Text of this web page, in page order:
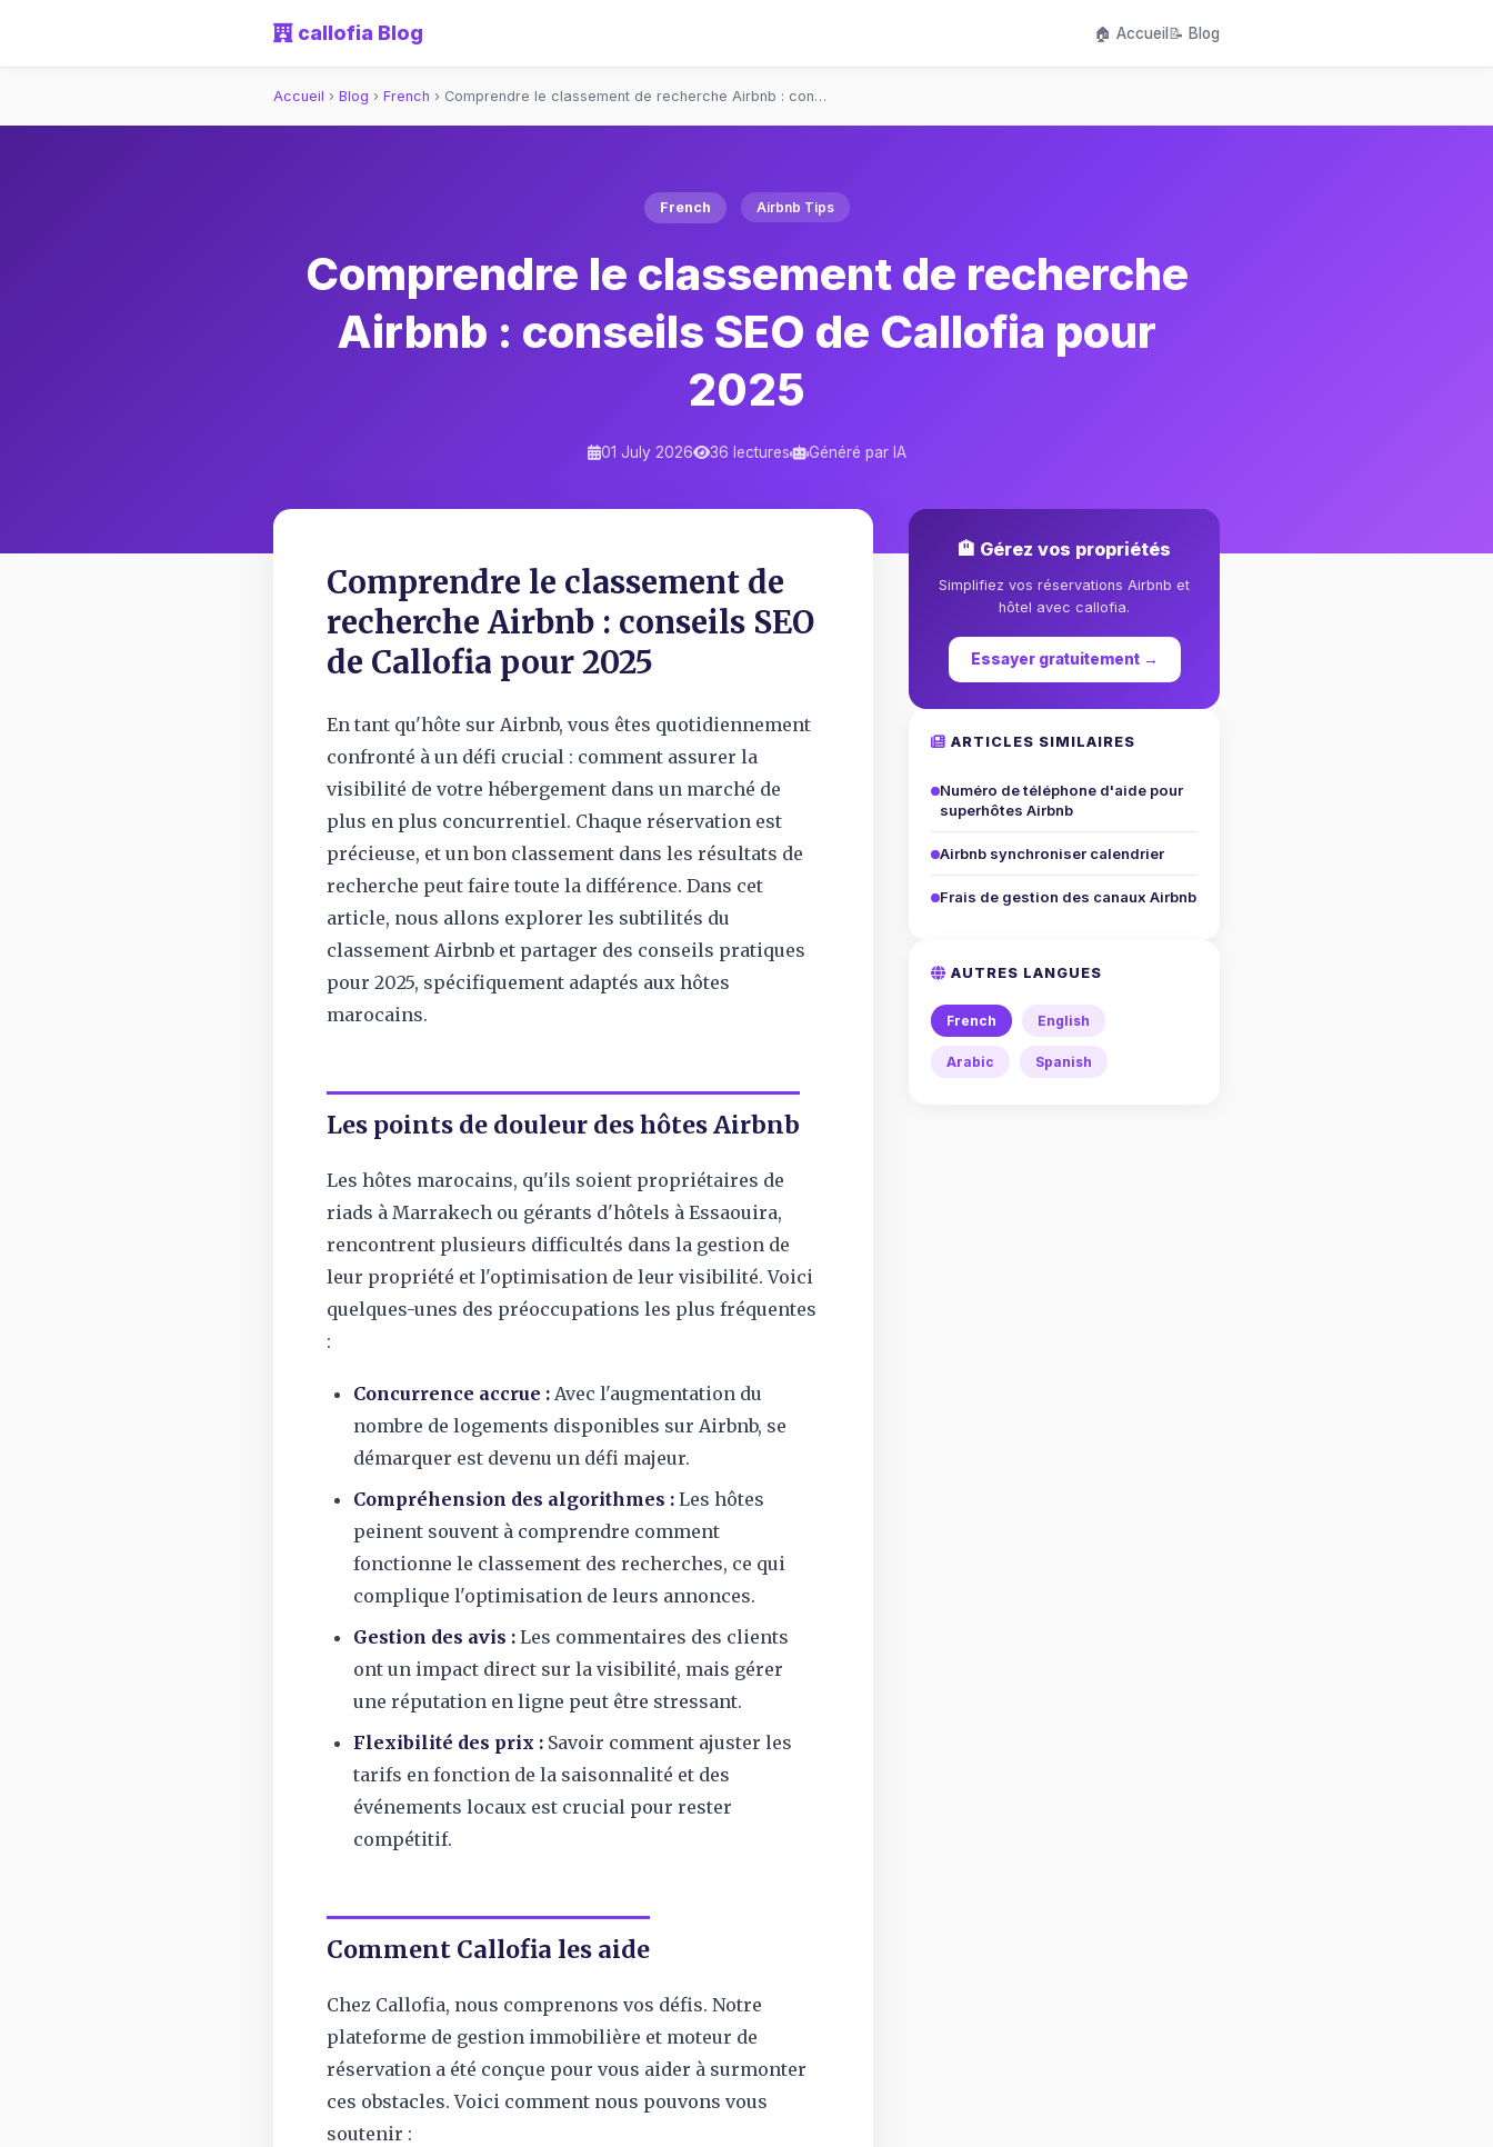
callofia Blog 🏠 Accueil📝 Blog
Accueil › Blog › French › Comprendre le classement de recherche Airbnb : con…
French Airbnb Tips
Comprendre le classement de recherche
Airbnb : conseils SEO de Callofia pour
2025
01 July 2026 36 lectures Généré par IA
Comprendre le classement de
recherche Airbnb : conseils SEO
de Callofia pour 2025
En tant qu'hôte sur Airbnb, vous êtes quotidiennement
confronté à un défi crucial : comment assurer la
visibilité de votre hébergement dans un marché de
plus en plus concurrentiel. Chaque réservation est
précieuse, et un bon classement dans les résultats de
recherche peut faire toute la différence. Dans cet
article, nous allons explorer les subtilités du
classement Airbnb et partager des conseils pratiques
pour 2025, spécifiquement adaptés aux hôtes
marocains.
Les points de douleur des hôtes Airbnb
Les hôtes marocains, qu'ils soient propriétaires de
riads à Marrakech ou gérants d'hôtels à Essaouira,
rencontrent plusieurs difficultés dans la gestion de
leur propriété et l'optimisation de leur visibilité. Voici
quelques-unes des préoccupations les plus fréquentes
:
Concurrence accrue : Avec l'augmentation du
nombre de logements disponibles sur Airbnb, se
démarquer est devenu un défi majeur.
Compréhension des algorithmes : Les hôtes
peinent souvent à comprendre comment
fonctionne le classement des recherches, ce qui
complique l'optimisation de leurs annonces.
Gestion des avis : Les commentaires des clients
ont un impact direct sur la visibilité, mais gérer
une réputation en ligne peut être stressant.
Flexibilité des prix : Savoir comment ajuster les
tarifs en fonction de la saisonnalité et des
événements locaux est crucial pour rester
compétitif.
Comment Callofia les aide
Chez Callofia, nous comprenons vos défis. Notre
plateforme de gestion immobilière et moteur de
réservation a été conçue pour vous aider à surmonter
ces obstacles. Voici comment nous pouvons vous
soutenir :
🏨 Gérez vos propriétés
Simplifiez vos réservations Airbnb et
hôtel avec callofia.
Essayer gratuitement →
ARTICLES SIMILAIRES
Numéro de téléphone d'aide pour
superhôtes Airbnb
Airbnb synchroniser calendrier
Frais de gestion des canaux Airbnb
AUTRES LANGUES
French English
Arabic Spanish